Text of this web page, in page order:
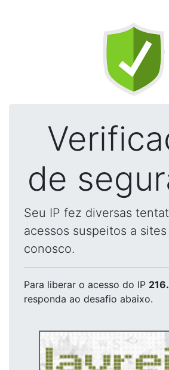
de
Seu IP fez diversas
acessos suspeitos a
conosco.
Para liberar o acesso do IP
responda ao desafio abaixo.